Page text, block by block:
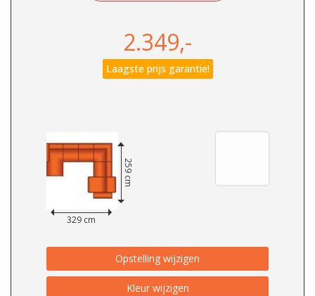
2.349,-
Laagste prijs garantie!
329 cm
259 cm
Opstelling wijzigen
Kleur wijzigen